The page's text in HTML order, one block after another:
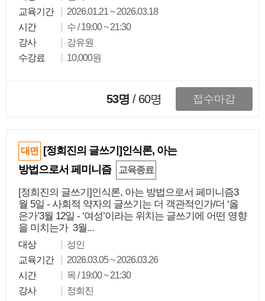
교육기간
2026.01.21 ~ 2026.03.18
시간
수 / 19:00 ~ 21:30
강사
강유원
수강료
10,000원
53명 / 60명 접수마감
대면
[정희진의 글쓰기]인식론, 아는
방법으로서 페미니즘
교육종료
[정희진의 글쓰기]인식론, 아는 방법으로서 페미니즘3
월 5일 - 사회적 약자의 글쓰기는 더 객관적인가/더 ‘옳
은가’3월 12일 - ‘여성’이라는 위치는 글쓰기에 어떤 영향
을 미치는가 3월...
대상
성인
교육기간
2026.03.05 ~ 2026.03.26
시간
목 / 19:00 ~ 21:30
강사
정희진